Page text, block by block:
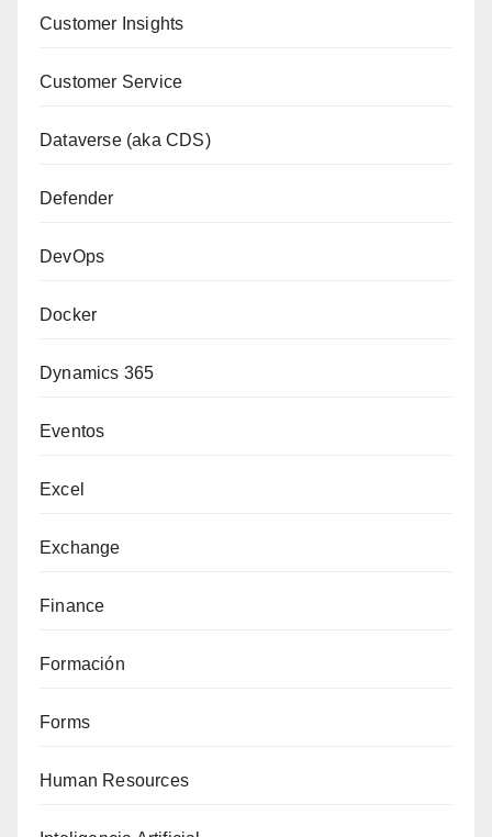
Customer Insights
Customer Service
Dataverse (aka CDS)
Defender
DevOps
Docker
Dynamics 365
Eventos
Excel
Exchange
Finance
Formación
Forms
Human Resources